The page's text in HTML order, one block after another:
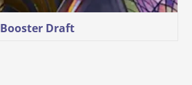
Booster Draft